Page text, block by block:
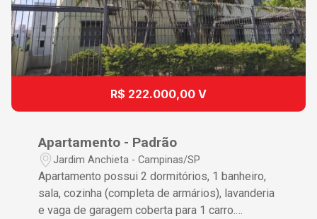
R$ 222.000,00 V
Apartamento - Padrão
Jardim Anchieta - Campinas/SP
Apartamento possui 2 dormitórios, 1 banheiro,
sala, cozinha (completa de armários), lavanderia
e vaga de garagem coberta para 1 carro.